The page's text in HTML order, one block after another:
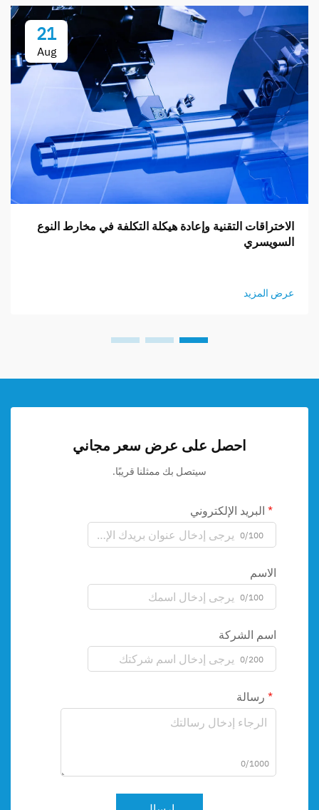
21
Aug
الاختراقات التقنية وإعادة هيكلة التكلفة في مخارط النوع
السويسري
عرض المزيد
احصل على عرض سعر مجاني
سيتصل بك ممثلنا قريبًا.
البريد الإلكتروني
0/100
الاسم
0/100
اسم الشركة
0/200
رسالة
0/1000